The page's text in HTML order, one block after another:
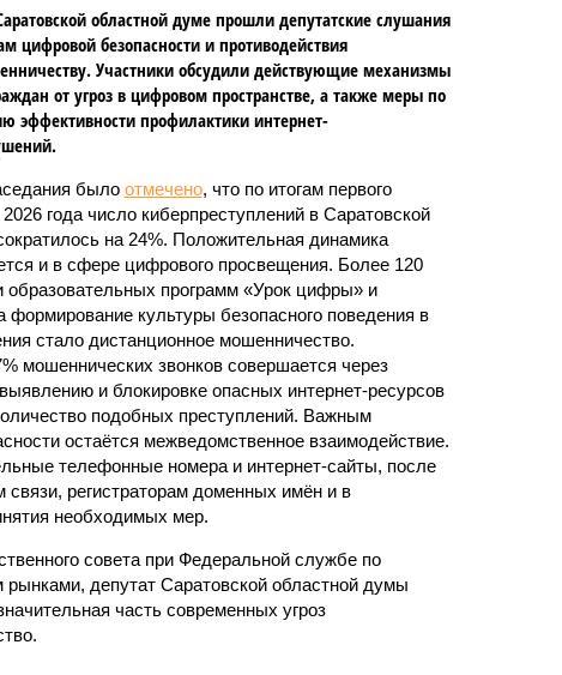
областной думе прошли депутатские слушания
цифровой безопасности и противодействия
Участники обсудили действующие механизмы
от угроз в цифровом пространстве, а также меры по
эффективности профилактики интернет-
было отмечено, что по итогам первого
2026 года число киберпреступлений в Саратовской
на 24%. Положительная динамика
и в сфере цифрового просвещения. Более 120
образовательных программ «Урок цифры» и
культуры безопасного поведения в
стало дистанционное мошенничество.
мошеннических звонков совершается через
и блокировке опасных интернет-ресурсов
подобных преступлений. Важным
остаётся межведомственное взаимодействие.
телефонные номера и интернет-сайты, после
связи, регистраторам доменных имён и в
необходимых мер.
совета при Федеральной службе по
депутат Саратовской областной думы
часть современных угроз